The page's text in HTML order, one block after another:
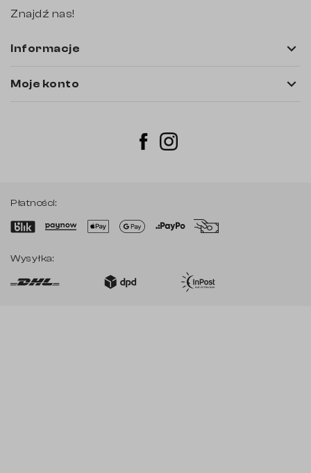
Znajdź nas!
Informacje 
Moje konto 
Płatności:
Wysyłka: